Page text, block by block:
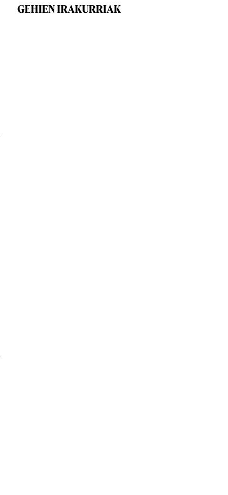
GEHIEN IRAKURRIAK